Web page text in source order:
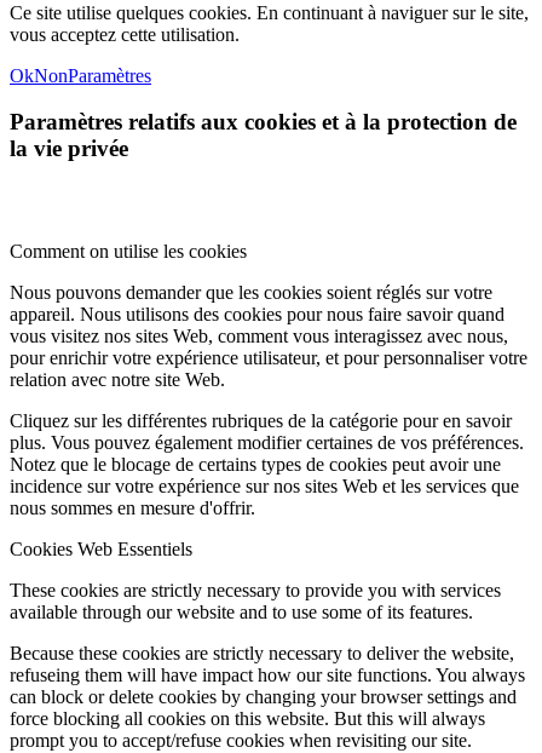
Ce site utilise quelques cookies. En continuant à naviguer sur le site,
vous acceptez cette utilisation.
OkNonParamètres
Paramètres relatifs aux cookies et à la protection de
la vie privée
Comment on utilise les cookies
Nous pouvons demander que les cookies soient réglés sur votre
appareil. Nous utilisons des cookies pour nous faire savoir quand
vous visitez nos sites Web, comment vous interagissez avec nous,
pour enrichir votre expérience utilisateur, et pour personnaliser votre
relation avec notre site Web.
Cliquez sur les différentes rubriques de la catégorie pour en savoir
plus. Vous pouvez également modifier certaines de vos préférences.
Notez que le blocage de certains types de cookies peut avoir une
incidence sur votre expérience sur nos sites Web et les services que
nous sommes en mesure d'offrir.
Cookies Web Essentiels
These cookies are strictly necessary to provide you with services
available through our website and to use some of its features.
Because these cookies are strictly necessary to deliver the website,
refuseing them will have impact how our site functions. You always
can block or delete cookies by changing your browser settings and
force blocking all cookies on this website. But this will always
prompt you to accept/refuse cookies when revisiting our site.